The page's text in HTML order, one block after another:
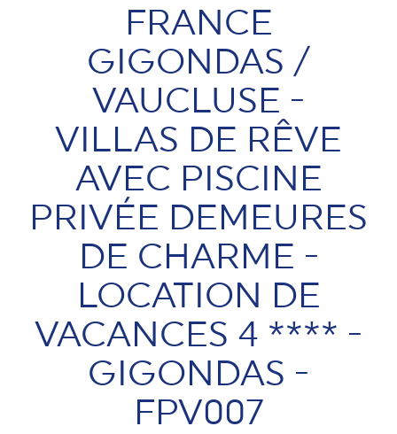
FRANCE
GIGONDAS /
VAUCLUSE -
VILLAS DE RÊVE
AVEC PISCINE
PRIVÉE DEMEURES
DE CHARME -
LOCATION DE
VACANCES 4 **** -
GIGONDAS -
FPV007